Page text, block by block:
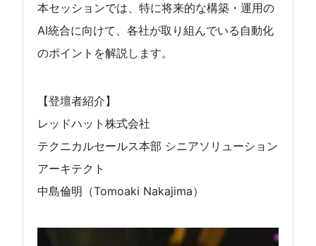
本セッションでは、特に将来的な構築・運用の
AI統合に向けて、各社が取り組んでいる自動化
のポイントを解説します。
【登壇者紹介】
レッドハット株式会社
テクニカルセールス本部 シニアソリューション
アーキテクト
中島倫明（Tomoaki Nakajima）